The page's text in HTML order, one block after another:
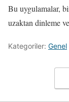
Bu uygulamalar,
uzaktan dinleme
Kategoriler: Genel